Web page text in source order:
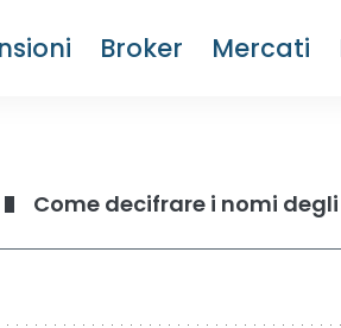
Broker Mercati
Come decifrare i nomi degli